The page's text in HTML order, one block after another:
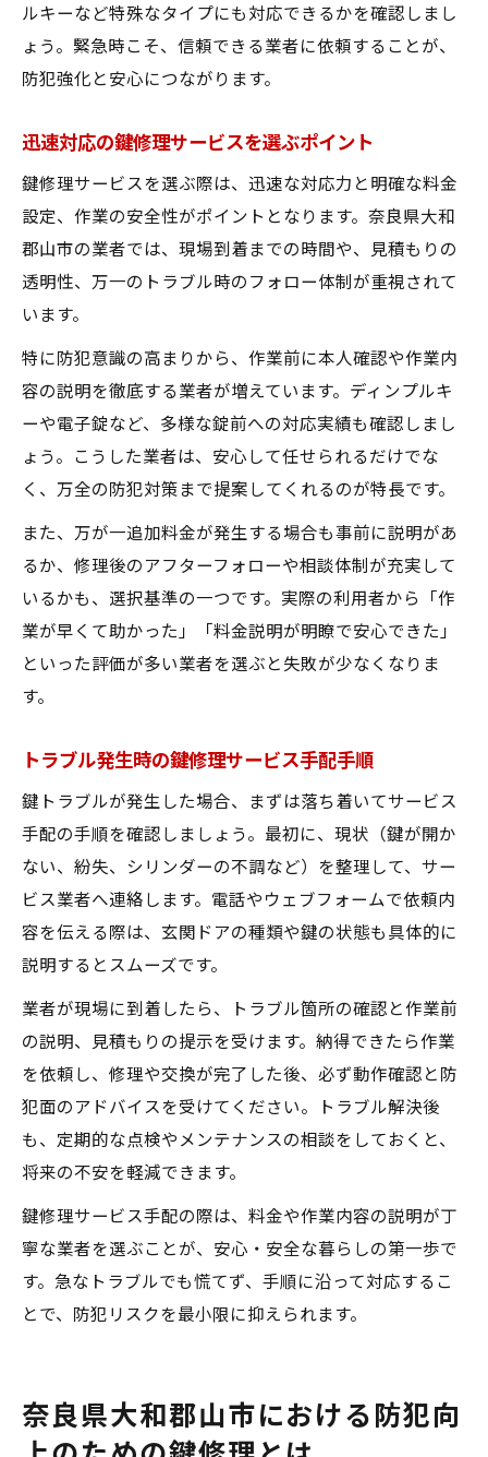
ルキーなど特殊なタイプにも対応できるかを確認しまし
ょう。緊急時こそ、信頼できる業者に依頼することが、
防犯強化と安心につながります。
迅速対応の鍵修理サービスを選ぶポイント
鍵修理サービスを選ぶ際は、迅速な対応力と明確な料金
設定、作業の安全性がポイントとなります。奈良県大和
郡山市の業者では、現場到着までの時間や、見積もりの
透明性、万一のトラブル時のフォロー体制が重視されて
います。
特に防犯意識の高まりから、作業前に本人確認や作業内
容の説明を徹底する業者が増えています。ディンプルキ
ーや電子錠など、多様な錠前への対応実績も確認しまし
ょう。こうした業者は、安心して任せられるだけでな
く、万全の防犯対策まで提案してくれるのが特長です。
また、万が一追加料金が発生する場合も事前に説明があ
るか、修理後のアフターフォローや相談体制が充実して
いるかも、選択基準の一つです。実際の利用者から「作
業が早くて助かった」「料金説明が明瞭で安心できた」
といった評価が多い業者を選ぶと失敗が少なくなりま
す。
トラブル発生時の鍵修理サービス手配手順
鍵トラブルが発生した場合、まずは落ち着いてサービス
手配の手順を確認しましょう。最初に、現状（鍵が開か
ない、紛失、シリンダーの不調など）を整理して、サー
ビス業者へ連絡します。電話やウェブフォームで依頼内
容を伝える際は、玄関ドアの種類や鍵の状態も具体的に
説明するとスムーズです。
業者が現場に到着したら、トラブル箇所の確認と作業前
の説明、見積もりの提示を受けます。納得できたら作業
を依頼し、修理や交換が完了した後、必ず動作確認と防
犯面のアドバイスを受けてください。トラブル解決後
も、定期的な点検やメンテナンスの相談をしておくと、
将来の不安を軽減できます。
鍵修理サービス手配の際は、料金や作業内容の説明が丁
寧な業者を選ぶことが、安心・安全な暮らしの第一歩で
す。急なトラブルでも慌てず、手順に沿って対応するこ
とで、防犯リスクを最小限に抑えられます。
奈良県大和郡山市における防犯向